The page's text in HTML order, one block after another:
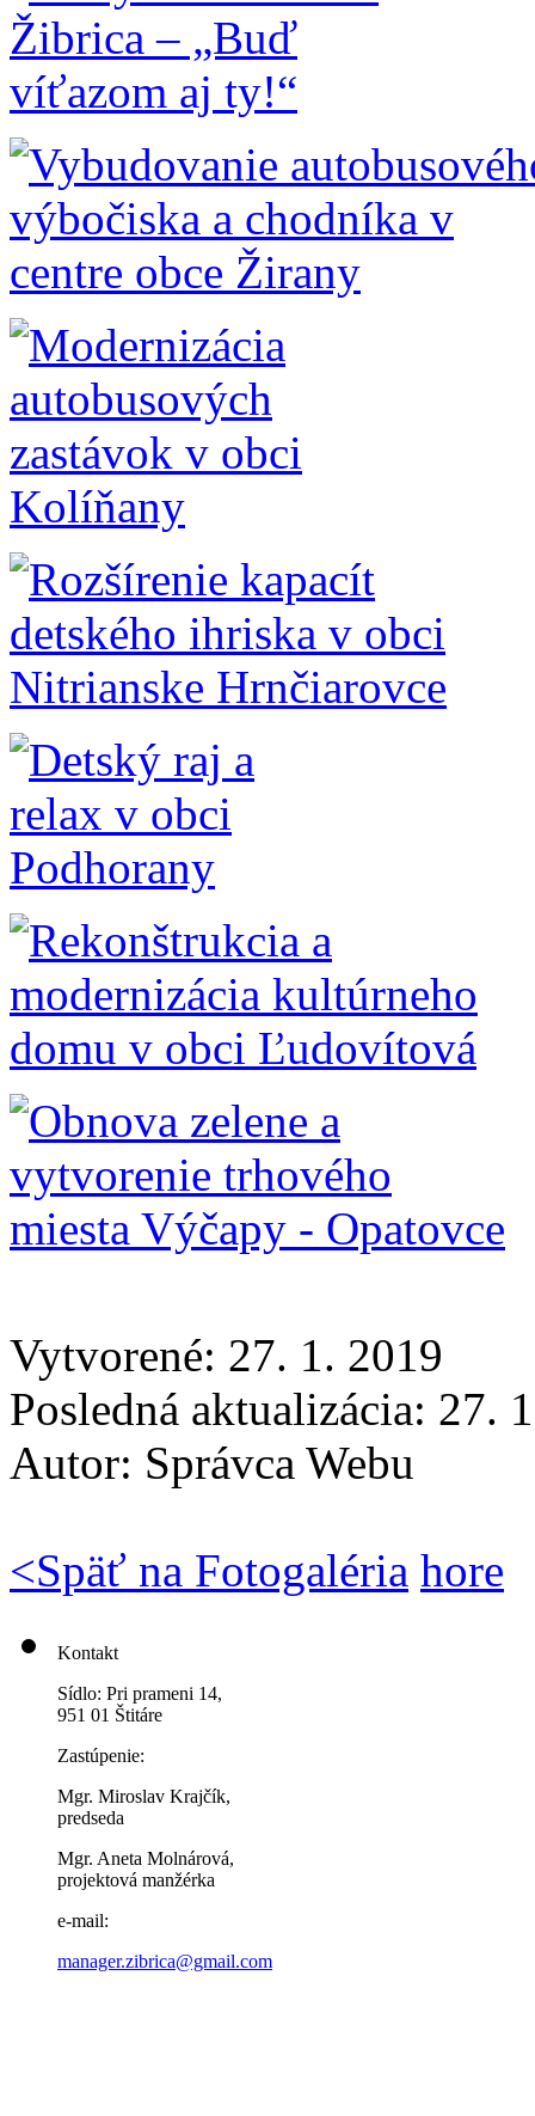
Vytvorené: 27. 1. 2019
Posledná aktualizácia: 27.
Autor: Správca Webu
<Späť na Fotogaléria hore
Kontakt
Sídlo: Pri prameni 14,
951 01 Štitáre
Zastúpenie:
Mgr. Miroslav Krajčík,
predseda
Mgr. Aneta Molnárová,
projektová manžérka
e-mail:
manager.zibrica@gmail.com